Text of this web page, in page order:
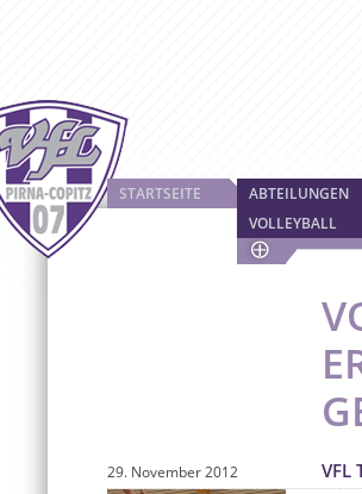
STARTSEITE
ABTEILUNGEN
VOLLEYBALL
VFL
29. November 2012